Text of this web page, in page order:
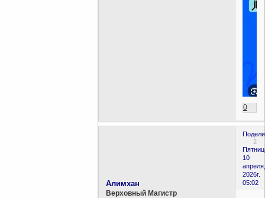
0
2
10
апреля,
2026г.
05:02
Алимхан
Верховный Магистр